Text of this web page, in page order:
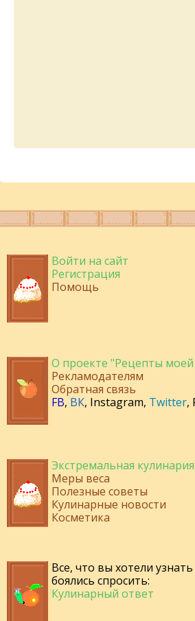
Войти на сайт
Регистрация
Помощь
О проекте "Рецепты
Рекламодателям
Обратная связь
FB, ВК, Instagram, Twitter,
Экстремальная кулинария
Меры веса
Полезные советы
Кулинарные новости
Косметика
Все, что вы хотели
боялись спросить:
Кулинарный ответ